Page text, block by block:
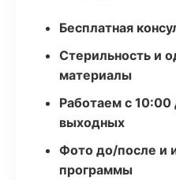
Бесплатная
Стерильность и
материалы
Работаем с
выходных
Фото до/после и
программы